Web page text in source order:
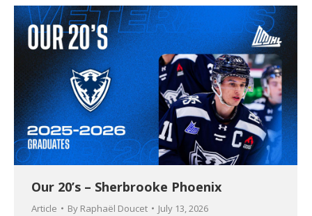
Our 20’s – Sherbrooke Phoenix
Article By Raphaël Doucet July 13, 2026